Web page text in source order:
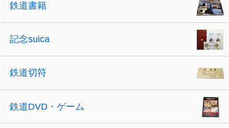
鉄道書籍
記念suica
鉄道切符
鉄道DVD・ゲーム